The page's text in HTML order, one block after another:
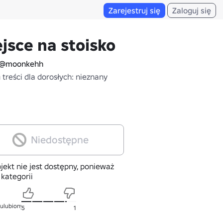
Zarejestruj się Zaloguj się
na stoisko
treści dla dorosłych: nieznany
Niedostępne
nie jest dostępny, ponieważ
5 1